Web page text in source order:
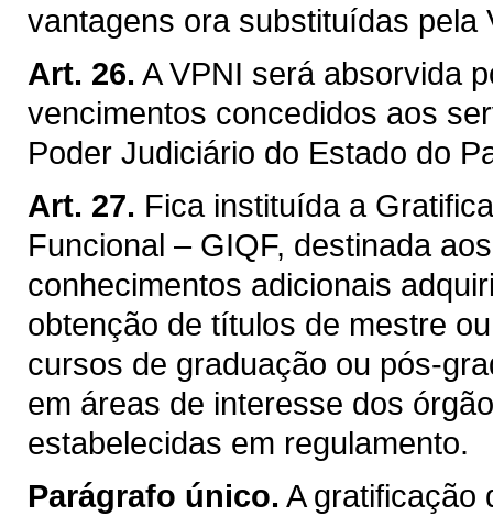
vantagens ora substituídas
Art. 26. A VPNI será absorvida
vencimentos concedidos aos
Poder Judiciário do Estado do
Art. 27. Fica instituída a
Funcional – GIQF, destinada
conhecimentos adicionais
obtenção de títulos de mestre
cursos de graduação ou pós-
em áreas de interesse dos
estabelecidas em regulamento.
Parágrafo único. A gratificação